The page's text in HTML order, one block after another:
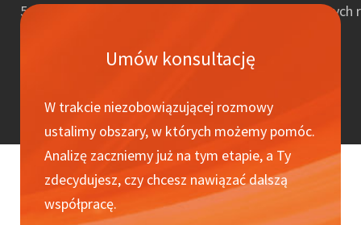
5 800 MWh rocznie 2,3 mln złotych
Umów konsultację
W trakcie niezobowiązującej rozmowy
ustalimy obszary, w których możemy pomóc.
Analizę zaczniemy już na tym etapie, a Ty
zdecydujesz, czy chcesz nawiązać dalszą
współpracę.